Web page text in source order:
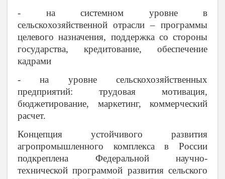
- на системном уровне в
сельскохозяйственной отрасли – программы
целевого назначения, поддержка со стороны
государства, кредитование, обеспечение
кадрами
- на уровне сельскохозяйственных
предприятий: трудовая мотивация,
бюджетирование, маркетинг, коммерческий
расчет.
Концепция устойчивого развития
агропромышленного комплекса в России
подкреплена Федеральной научно-
технической программой развития сельского